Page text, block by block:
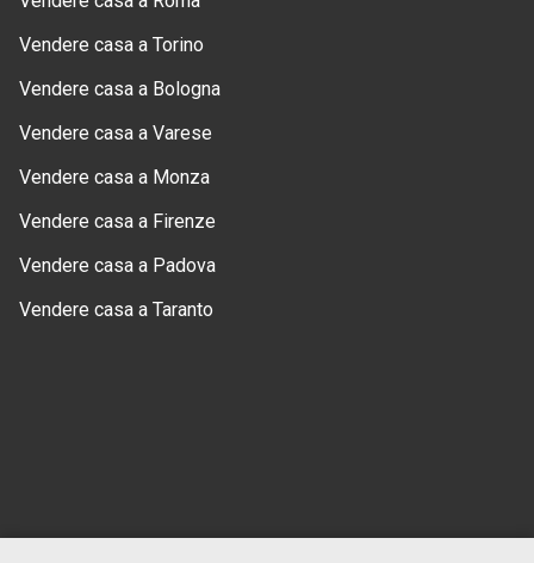
Vendere casa a Torino
Vendere casa a Bologna
Vendere casa a Varese
Vendere casa a Monza
Vendere casa a Firenze
Vendere casa a Padova
Vendere casa a Taranto